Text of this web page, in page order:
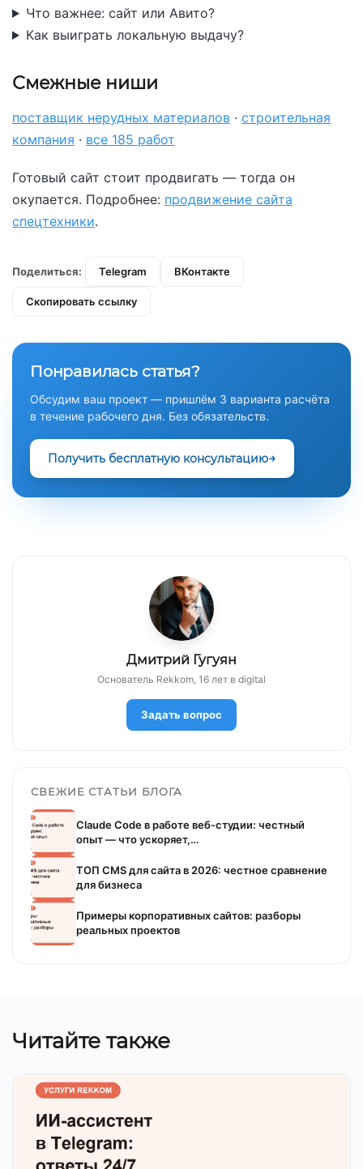
Что важнее: сайт или Авито?
Как выиграть локальную выдачу?
Смежные ниши
поставщик нерудных материалов · строительная
компания · все 185 работ
Готовый сайт стоит продвигать — тогда он
окупается. Подробнее: продвижение сайта
спецтехники.
Поделиться: Telegram ВКонтакте
Скопировать ссылку
Понравилась статья?
Обсудим ваш проект — пришлём 3 варианта расчёта
в течение рабочего дня. Без обязательств.
Получить бесплатную консультацию
Дмитрий Гугуян
Основатель Rekkom, 16 лет в digital
Задать вопрос
СВЕЖИЕ СТАТЬИ БЛОГА
Claude Code в работе веб-студии: честный
опыт — что ускоряет,…
ТОП CMS для сайта в 2026: честное сравнение
для бизнеса
Примеры корпоративных сайтов: разборы
реальных проектов
Читайте также